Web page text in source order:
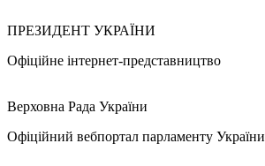
ПРЕЗИДЕНТ УКРАЇНИ
Офіційне інтернет-представництво
Верховна Рада України
Офіційний вебпортал парламенту України